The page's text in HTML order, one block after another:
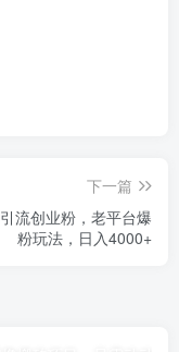
下一篇
流创业粉，老平台爆
粉玩法，日入4000+